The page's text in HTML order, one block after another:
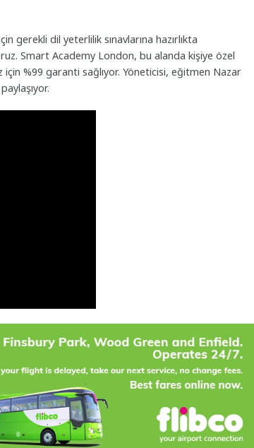
gerekli dil yeterlilik sınavlarına hazırlıkta
Smart Academy London, bu alanda kişiye özel
%99 garanti sağlıyor. Yöneticisi, eğitmen Nazar